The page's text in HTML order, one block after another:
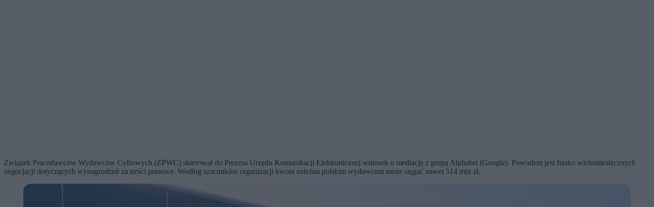
Związek Pracodawców Wydawców Cyfrowych (ZPWC) skierował do Prezesa Urzędu Komunikacji Elektronicznej wniosek o mediację z grupą Alphabet (Google). Powodem jest fiasko wielomiesięcznych
negocjacji dotyczących wynagrodzeń za treści prasowe. Według szacunków organizacji kwota należna polskim wydawcom może sięgać nawet 514 mln zł.